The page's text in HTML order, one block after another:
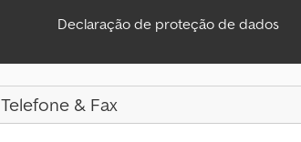
Declaração de proteção de dados
Telefone & Fax